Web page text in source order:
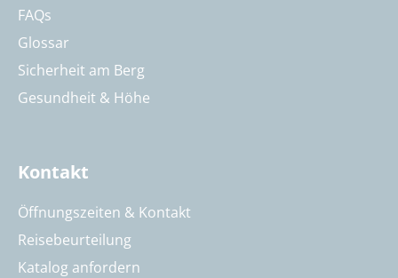
FAQs
Glossar
Sicherheit am Berg
Gesundheit & Höhe
Kontakt
Öffnungszeiten & Kontakt
Reisebeurteilung
Katalog anfordern